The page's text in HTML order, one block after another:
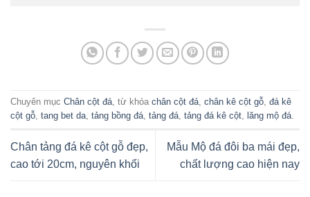
Chuyên mục Chân cột đá, từ khóa chân cột đá, chân kê cột gỗ, đá kê
cột gỗ, tang bet da, tảng bồng đá, tảng đá, tảng đá kê cột, lăng mộ đá.
Chân tảng đá kê cột gỗ đẹp,
cao tới 20cm, nguyên khối
Mẫu Mộ đá đôi ba mái đẹp,
chất lượng cao hiện nay